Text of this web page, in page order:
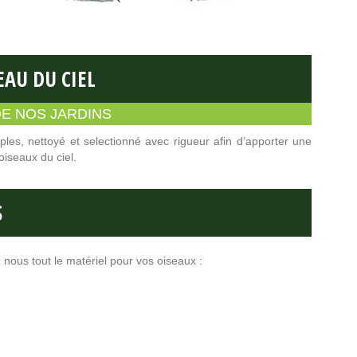
DU CIEL
NOS JARDINS
nettoyé et selectionné avec rigueur afin d’apporter une
du ciel.
tout le matériel pour vos oiseaux :